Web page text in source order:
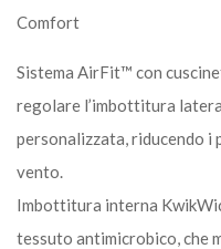
Comfort
Sistema AirFit™ con
regolare l’imbottitura
personalizzata, riducendo i
vento.
Imbottitura interna
tessuto antimicrobico, che